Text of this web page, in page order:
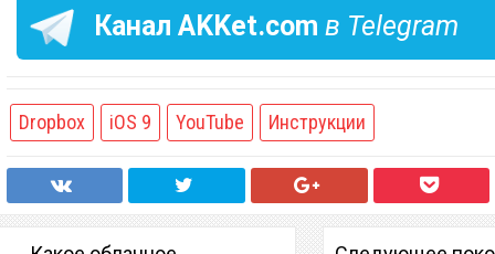
Канал AKKet.com в Telegram
Dropbox iOS 9 YouTube Инструкции